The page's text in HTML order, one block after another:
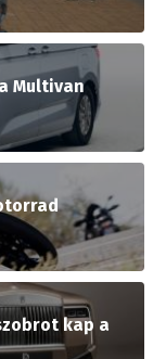
Multivan
kap a